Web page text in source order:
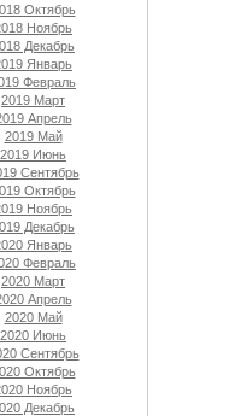
Октябрь
Ноябрь
Декабрь
Январь
Февраль
2019 Март
Апрель
2019 Май
2019 Июнь
Сентябрь
Октябрь
Ноябрь
Декабрь
Январь
Февраль
2020 Март
Апрель
2020 Май
2020 Июнь
Сентябрь
Октябрь
Ноябрь
Декабрь